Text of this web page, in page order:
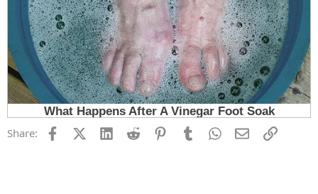
Share: FacebookX (Twitter)
LinkedInReddit PinterestTumblrWhatsApp
EmailLink